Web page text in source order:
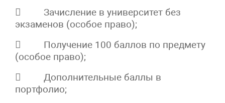
 Зачисление в университет без
экзаменов (особое право);
 Получение 100 баллов по предмету
(особое право);
 Дополнительные баллы в
портфолио;